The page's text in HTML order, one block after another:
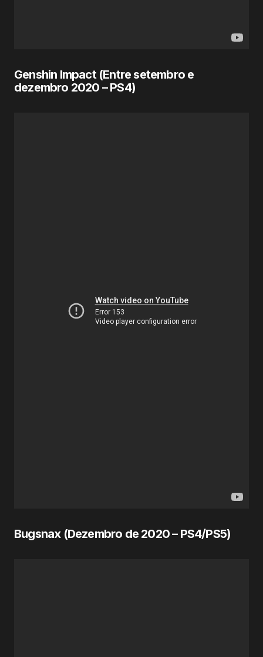
Genshin Impact (Entre setembro e
dezembro 2020 – PS4)
Bugsnax (Dezembro de 2020– PS4/PS5)